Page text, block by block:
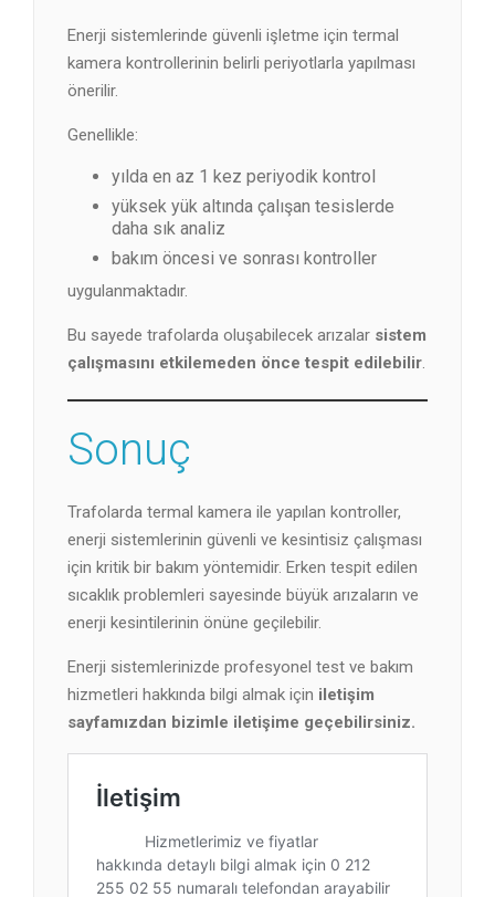
Enerji sistemlerinde güvenli işletme için termal
kamera kontrollerinin belirli periyotlarla yapılması
önerilir.
Genellikle:
yılda en az 1 kez periyodik kontrol
yüksek yük altında çalışan tesislerde
daha sık analiz
bakım öncesi ve sonrası kontroller
uygulanmaktadır.
Bu sayede trafolarda oluşabilecek arızalar sistem
çalışmasını etkilemeden önce tespit edilebilir.
Sonuç
Trafolarda termal kamera ile yapılan kontroller,
enerji sistemlerinin güvenli ve kesintisiz çalışması
için kritik bir bakım yöntemidir. Erken tespit edilen
sıcaklık problemleri sayesinde büyük arızaların ve
enerji kesintilerinin önüne geçilebilir.
Enerji sistemlerinizde profesyonel test ve bakım
hizmetleri hakkında bilgi almak için iletişim
sayfamızdan bizimle iletişime geçebilirsiniz.